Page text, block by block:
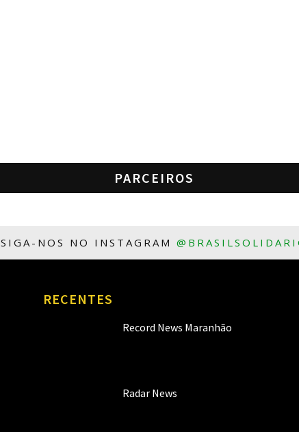
PARCEIROS
SIGA-NOS NO INSTAGRAM
RECENTES
Record News Maranhão
Radar News